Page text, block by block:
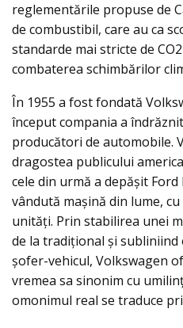
reglementările propuse de
de combustibil, care au ca
standarde mai stricte de
combaterea schimbărilor
În 1955 a fost fondată
început compania a
producători de automobile.
dragostea publicului
cele din urmă a depășit
vândută mașină din lume,
unităţi. Prin stabilirea unei
de la tradiţional și subliniind
șofer-vehicul, Volkswagen
vremea sa sinonim cu
omonimul real se traduce